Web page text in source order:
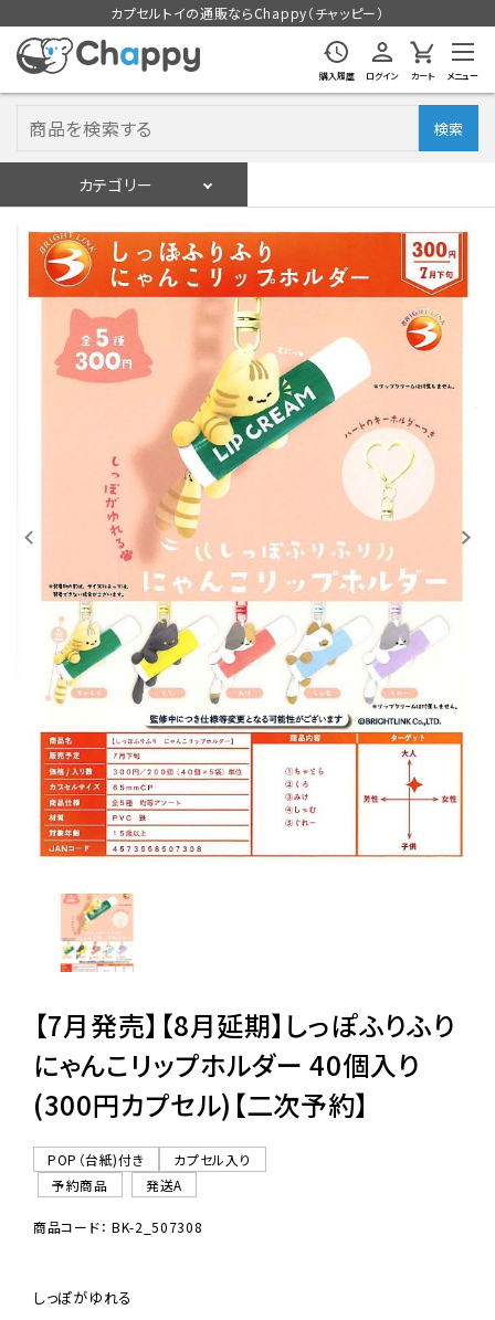
カプセルトイの通販ならChappy（チャッピー）
購入履歴 ログイン カート メニュー
検索
カテゴリー
ログイン 会員登録
入荷スケジュールをチェック
カプセルトイマシン本体
カプセルトイ
販促用空カプセル
レンタル
景品・玩具・文具
販促用カプセルトイ
よくあるご質問
ご利用ガイド
06-6282-7659
【7月発売】【8月延期】しっぽふりふり
にゃんこリップホルダー 40個入り
(300円カプセル)【二次予約】
POP（台紙)付き
カプセル入り
予約商品
発送A
商品コード： BK-2_507308
しっぽがゆれる